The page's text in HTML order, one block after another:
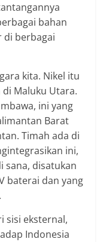
bahan
di berbagai
kita. Nikel itu
di Maluku Utara.
ini yang
Barat
Timah ada di
ini,
sana, disatukan
baterai dan yang
sisi eksternal,
Indonesia